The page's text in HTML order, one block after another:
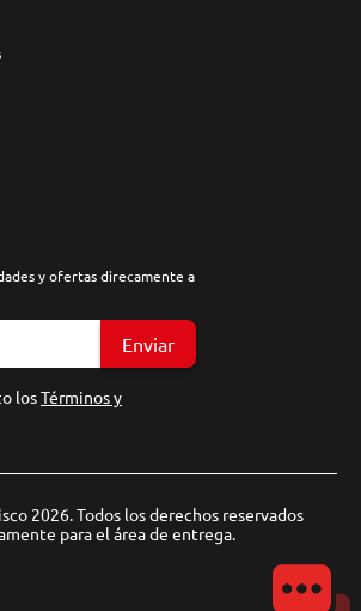
y ofertas direcamente a
Enviar
losTérminos y
2026. Todos los derechos reservados
para el área de entrega.